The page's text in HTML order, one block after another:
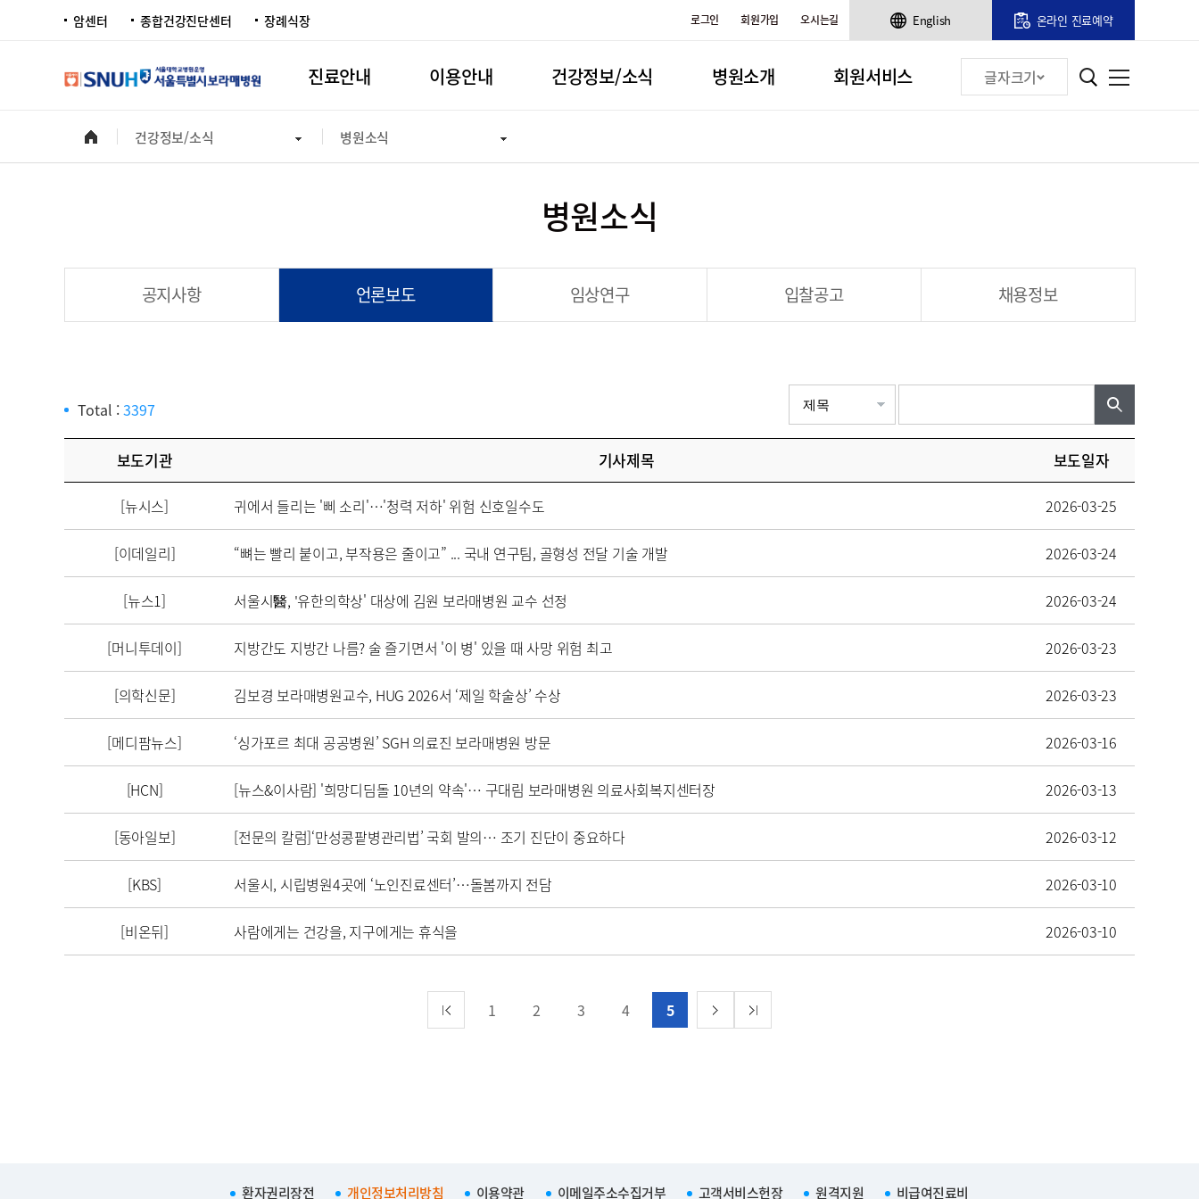
암센터 종합건강진단센터 장례식장 로그인 회원가입 오시는길 English 온라인 진료예약
진료안내 이용안내 건강정보/소식 병원소개 회원서비스 글자크기
건강정보/소식 병원소식
병원소식
공지사항 언론보도 임상연구 입찰공고 채용정보
Total :3397
보도기관 기사제목 보도일자
[뉴시스] 귀에서 들리는 '삐 소리'…'청력 저하' 위험 신호일수도 2026-03-25
[이데일리] “뼈는 빨리 붙이고, 부작용은 줄이고” ... 국내 연구팀, 골형성 전달 기술 개발 2026-03-24
[뉴스1] 서울시醫, '유한의학상' 대상에 김원 보라매병원 교수 선정 2026-03-24
[머니투데이] 지방간도 지방간 나름? 술 즐기면서 '이 병' 있을 때 사망 위험 최고 2026-03-23
[의학신문] 김보경 보라매병원교수, HUG 2026서 ‘제일 학술상’ 수상 2026-03-23
[메디팜뉴스] ‘싱가포르 최대 공공병원’ SGH 의료진 보라매병원 방문 2026-03-16
[HCN] [뉴스&이사람] '희망디딤돌 10년의 약속'… 구대림 보라매병원 의료사회복지센터장 2026-03-13
[동아일보] [전문의 칼럼]‘만성콩팥병관리법’ 국회 발의… 조기 진단이 중요하다 2026-03-12
[KBS] 서울시, 시립병원4곳에 ‘노인진료센터’…돌봄까지 전담 2026-03-10
[비온뒤] 사람에게는 건강을, 지구에게는 휴식을 2026-03-10
1 2 3 4 5
환자권리장전 개인정보처리방침 이용약관 이메일주소수집거부 고객서비스헌장 원격지원 비급여진료비